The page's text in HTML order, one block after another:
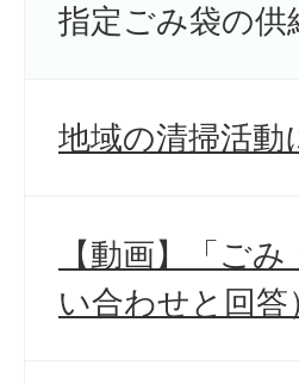
指定ごみ袋の供
地域の清掃活
【動画】「ご
い合わせと回答